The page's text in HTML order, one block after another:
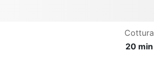
Cottura
20 min